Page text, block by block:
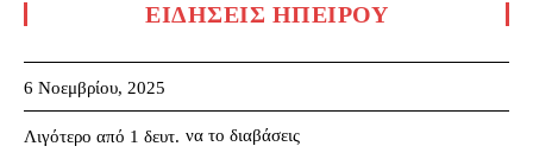
ΕΙΔΉΣΕΙΣ ΗΠΕΊΡΟΥ
6 Νοεμβρίου, 2025
Λιγότερο από 1 δευτ. να το διαβάσεις